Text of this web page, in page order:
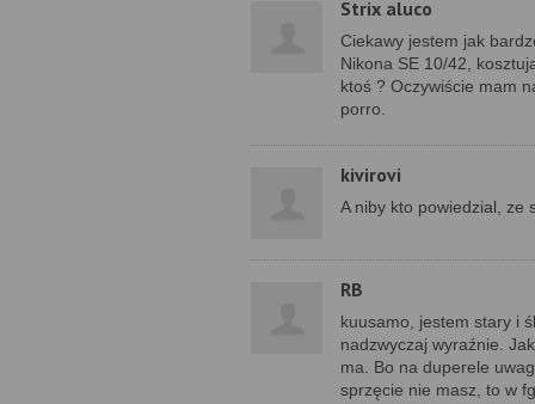
Strix aluco
Ciekawy jestem jak
Nikona SE 10/42,
ktoś ? Oczywiście mam
porro.
kivirovi
A niby kto powiedzial, ze
RB
kuusamo, jestem stary i
nadzwyczaj wyraźnie.
ma. Bo na duperele
sprzęcie nie masz, to w